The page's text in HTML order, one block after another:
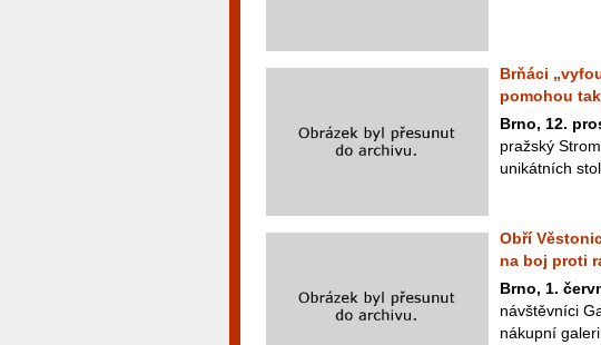
Brňáci
pomohou
Brno, 12.
pražský
unikátních
Obří
na boj proti
Brno, 1.
návštěvníci
nákupní